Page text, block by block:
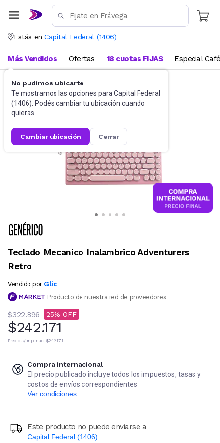
Estás en Capital Federal (1406)
No pudimos ubicarte
Te mostramos las opciones para Capital Federal
(1406). Podés cambiar tu ubicación cuando
quieras.
cambiar ubicación cerrar
Más Vendidos Ofertas 18 cuotas FIJAS Especial Café
Accesorios de Informática
Teclado Mecanico Inalambrico Adventurers
Retro
Vendido por Glic
Producto de nuestra red de proveedores
$322.896 25
$242.171
Precio s/imp. nac. $242.171
Compra internacional
El precio publicado incluye todos los impuestos, tasas y
costos de envíos correspondientes
Ver condiciones
Este producto no puede enviarse a
Capital Federal (1406)